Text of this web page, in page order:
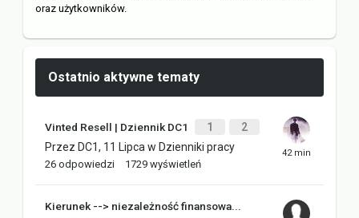
oraz użytkowników.
Ostatnio aktywne tematy
Vinted Resell | Dziennik DC1 1
2
Przez DC1, 11 Lipca w Dzienniki pracy
26 odpowiedzi 1729 wyświetleń
Kierunek --> niezależność finansowa...